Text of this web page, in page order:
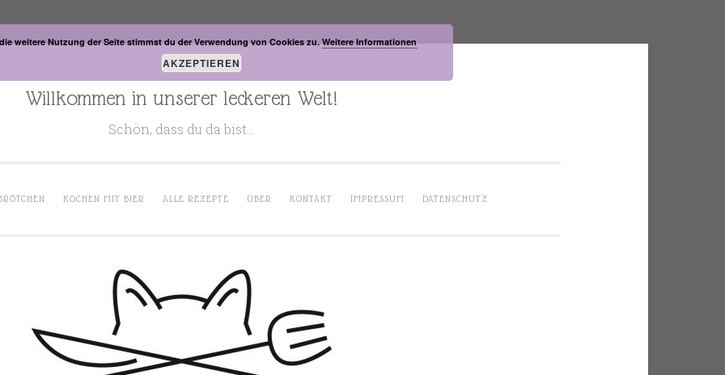
Willkommen in unserer leckeren Welt!
Schön, dass du da bist…
KOCHEN MIT BIER ALLE REZEPTE ÜBER KONTAKT IMPRESSUM DATENSCHUTZ
weitere Nutzung der Seite stimmst du der Verwendung von Cookies zu. Weitere Informationen
AKZEPTIEREN